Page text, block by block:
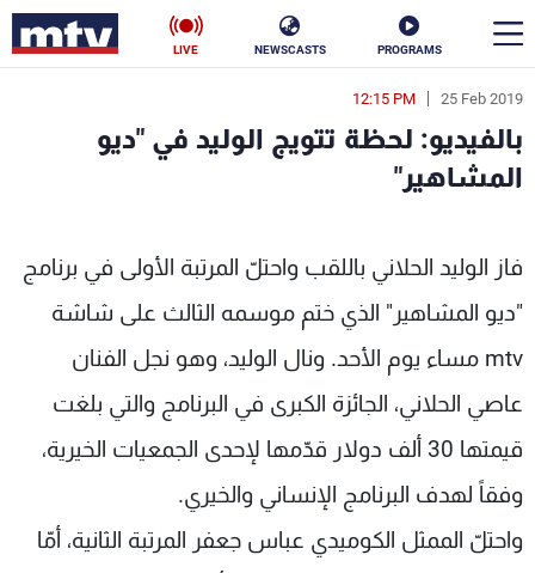
PROGRAMS
NEWSCASTS
LIVE
25 Feb 2019
12:15 PM
بالفيديو: لحظة تتويج الوليد في "ديو
المشاهير"
فاز الوليد الحلاني باللقب واحتلّ المرتبة الأولى في برنامج
"ديو المشاهير" الذي ختم موسمه الثالث على شاشة
mtv مساء يوم الأحد. ونال الوليد، وهو نجل الفنان
عاصي الحلاني، الجائزة الكبرى في البرنامج والتي بلغت
قيمتها 30 ألف دولار قدّمها لإحدى الجمعيات الخيرية،
وفقاً لهدف البرنامج الإنساني والخيري.
واحتلّ الممثل الكوميدي عباس جعفر المرتبة الثانية، أمّا
en
الأخبار
إقتصاد فن
منوعات
البرامج
جدول البرامج